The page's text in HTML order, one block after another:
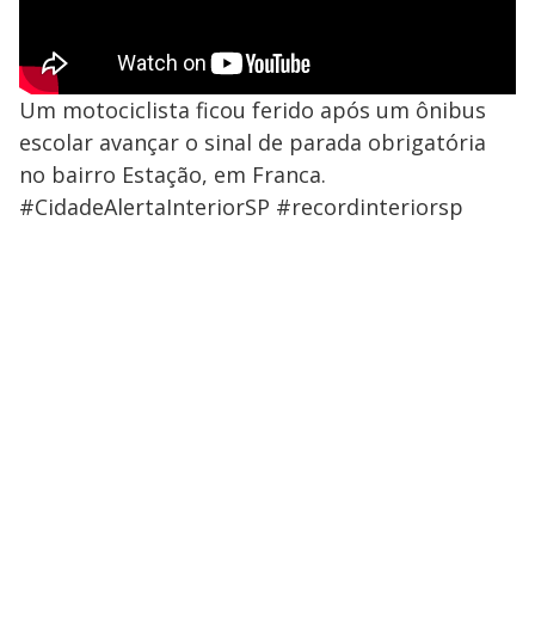
Um motociclista ficou ferido após um ônibus
escolar avançar o sinal de parada obrigatória
no bairro Estação, em Franca.
#CidadeAlertaInteriorSP #recordinteriorsp